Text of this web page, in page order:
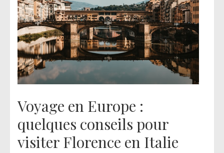
Voyage en Europe :
quelques conseils pour
visiter Florence en Italie